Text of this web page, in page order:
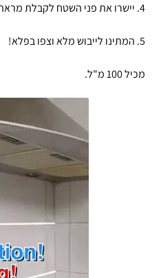
4. יישרו את פני השטח לקבלת מראה חלק ואסתטי.
5. המתינו לייבוש מלא וצפו בפלא!
מכיל 100 מ"ל.